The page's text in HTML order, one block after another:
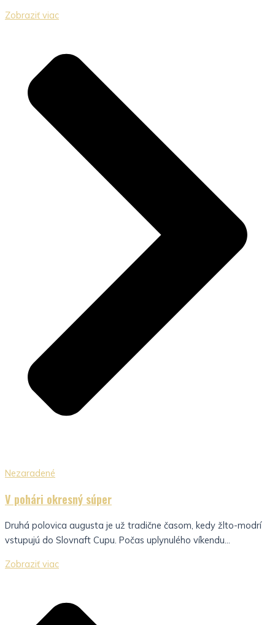
Zobraziť viac
Nezaradené
V pohári okresný súper
Druhá polovica augusta je už tradične časom, kedy žlto-modrí
vstupujú do Slovnaft Cupu. Počas uplynulého víkendu...
Zobraziť viac